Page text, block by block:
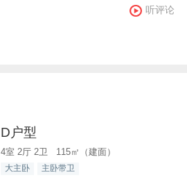
听评论
D户型
4室 2厅 2卫 115㎡（建面）
大主卧 主卧带卫